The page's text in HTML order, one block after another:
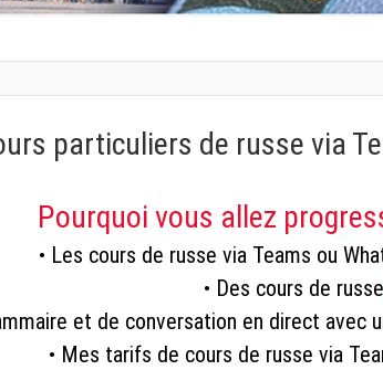
particuliers de russe via
Pourquoi vous allez
• Les cours de russe via Teams ou
• Des cours de russe
et de conversation en direct avec
• Mes tarifs de cours de russe via